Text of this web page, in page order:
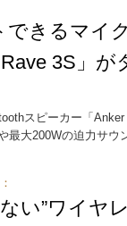
きるマイ
Rave 3S」
スピーカー「
最大200Wの迫力サウ
い”ワイヤ